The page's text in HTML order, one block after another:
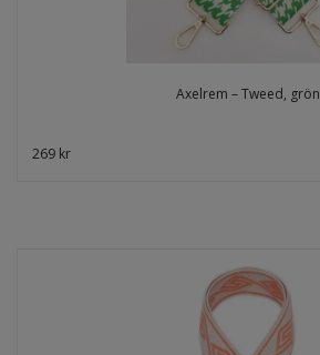
Axelrem – Tweed, grön
269 kr